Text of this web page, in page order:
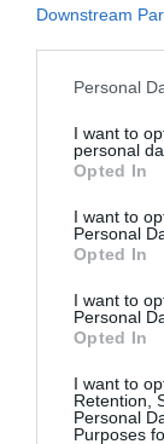
Downstream
Please note
not limited to
grant or deny
use your data
consent section.
Personal
I want to
personal
Opted In
I want to
Personal
Opted In
I want to
Personal
Opted In
I want to
Retention,
Personal
Purposes
Bögre
A LEGJOBB
1960
Original
price
was: